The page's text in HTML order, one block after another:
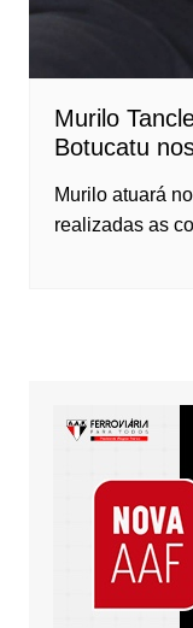
Murilo
Botucatu
Murilo atuará
realizadas as